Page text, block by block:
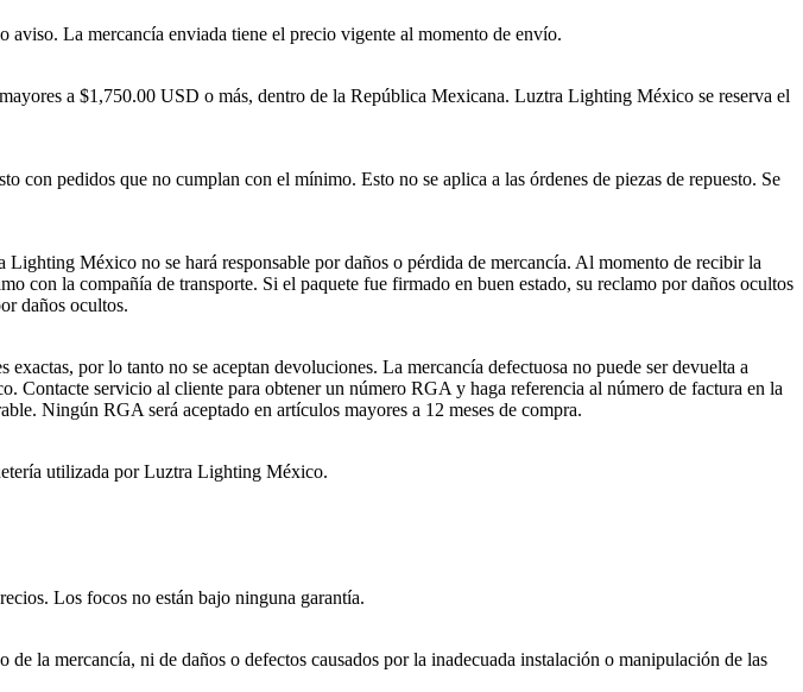
La mercancía enviada tiene el precio vigente al momento de envío.
a $1,750.00 USD o más, dentro de la República Mexicana. Luztra Lighting México se reserva el
pedidos que no cumplan con el mínimo. Esto no se aplica a las órdenes de piezas de repuesto. Se
México no se hará responsable por daños o pérdida de mercancía. Al momento de recibir la
con la compañía de transporte. Si el paquete fue firmado en buen estado, su reclamo por daños ocultos
daños ocultos.
por lo tanto no se aceptan devoluciones. La mercancía defectuosa no puede ser devuelta a
servicio al cliente para obtener un número RGA y haga referencia al número de factura en la
Ningún RGA será aceptado en artículos mayores a 12 meses de compra.
utilizada por Luztra Lighting México.
Los focos no están bajo ninguna garantía.
la mercancía, ni de daños o defectos causados por la inadecuada instalación o manipulación de las